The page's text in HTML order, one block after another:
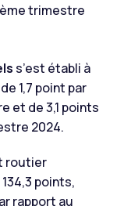
trimestre
s’est établi à
1,7 point par
et de 3,1 points
2024.
routier
points,
rapport au